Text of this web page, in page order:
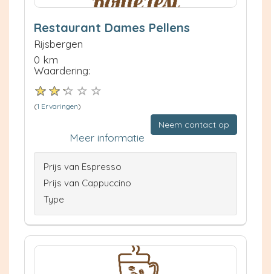
Restaurant Dames Pellens
Rijsbergen
0 km
Waardering:
(1 Ervaringen)
Neem contact op
Meer informatie
Prijs van Espresso
Prijs van Cappuccino
Type